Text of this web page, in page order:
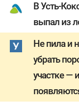
В Усть-
выпал из
Не пила и
убрать
участке —